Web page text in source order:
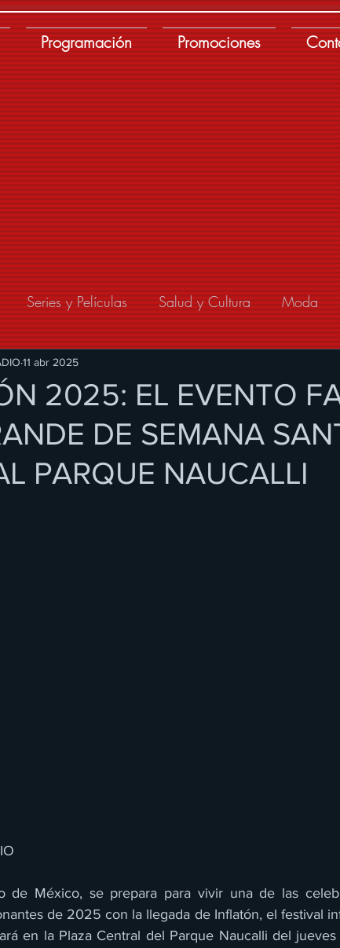
Programación Promociones
Series y Películas Salud y Cultura Moda
2025: EL EVENTO
DE SEMANA
PARQUE NAUCALLI
11 abr 2025
de México, se prepara para vivir una de las
de 2025 con la llegada de Inflatón, el festival
en la Plaza Central del Parque Naucalli del